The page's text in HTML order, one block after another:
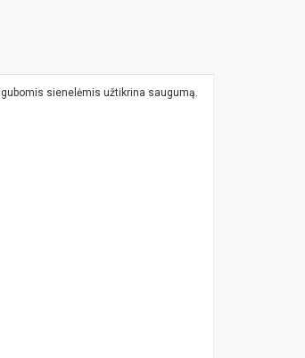
sienelėmis užtikrina saugumą.